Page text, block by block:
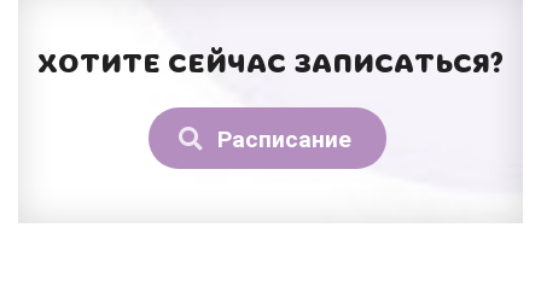
ХОТИТЕ СЕЙЧАС ЗАПИСАТЬСЯ?
Расписание